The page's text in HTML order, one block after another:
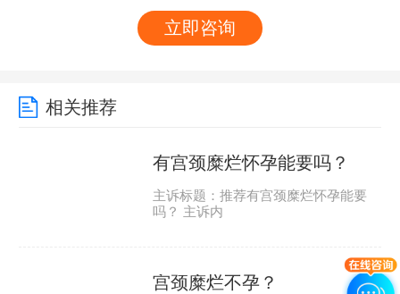
立即咨询
相关推荐
有宫颈糜烂怀孕能要吗？
主诉标题：推荐有宫颈糜烂怀孕能要
吗？ 主诉内
宫颈糜烂不孕？